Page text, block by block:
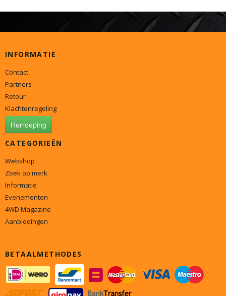
INFORMATIE
Contact
Partners
Retour
Klachtenregeling
Herroeping
CATEGORIEËN
Webshop
Zoek op merk
Informatie
Evenementen
4WD Magazine
Aanbiedingen
BETAALMETHODES